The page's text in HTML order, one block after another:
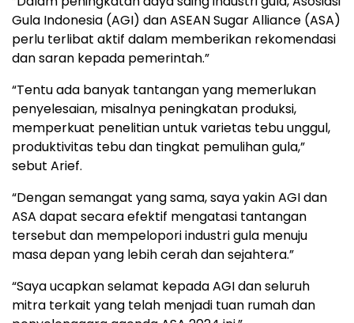
Gula Indonesia (AGI) dan ASEAN Sugar Alliance (ASA)
perlu terlibat aktif dalam memberikan rekomendasi
dan saran kepada pemerintah.”
“Tentu ada banyak tantangan yang memerlukan
penyelesaian, misalnya peningkatan produksi,
memperkuat penelitian untuk varietas tebu unggul,
produktivitas tebu dan tingkat pemulihan gula,”
sebut Arief.
“Dengan semangat yang sama, saya yakin AGI dan
ASA dapat secara efektif mengatasi tantangan
tersebut dan mempelopori industri gula menuju
masa depan yang lebih cerah dan sejahtera.”
“Saya ucapkan selamat kepada AGI dan seluruh
mitra terkait yang telah menjadi tuan rumah dan